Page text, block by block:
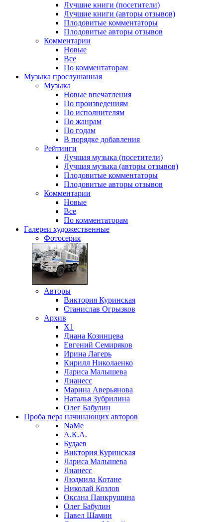
Лучшие книги (посетители)
Лучшие книги (авторы отзывов)
Плодовитые комментаторы
Плодовитые авторы отзывов
Комментарии
Новые
Все
По комментаторам
Музыка прослушанная
Музыка
Новые впечатления
По произведениям
По исполнителям
По жанрам
По годам
В порядке добавления
Рейтинги
Лучшая музыка (посетители)
Лучшая музыка (авторы отзывов)
Плодовитые комментаторы
Плодовитые авторы отзывов
Комментарии
Новые
Все
По комментаторам
Галереи художественные
Фотосерия
Авторы
Виктория Куринская
Станислав Огрызков
Архив
X1
Диана Козинцева
Евгений Семиряков
Ирина Лагерь
Кирилл Николаенко
Лариса Малышева
Лианесс
Марина Аверьянова
Наталья Зубрилина
Олег Бабулин
Проба пера начинающих авторов
NaMe
А.К.А.
Будаев
Виктория Куринская
Лариса Малышева
Лианесс
Людмила Котане
Николай Козлов
Оксана Панкрушина
Олег Бабулин
Павел Шамин